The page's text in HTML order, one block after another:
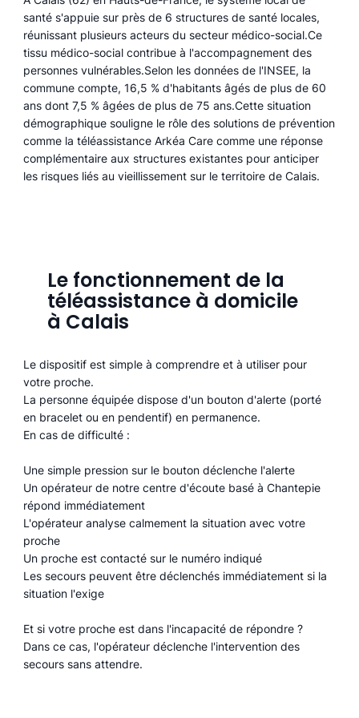
santé s'appuie sur près de 6 structures de santé locales,
réunissant plusieurs acteurs du secteur médico-social.Ce
tissu médico-social contribue à l'accompagnement des
personnes vulnérables.Selon les données de l'INSEE, la
commune compte, 16,5 % d'habitants âgés de plus de 60
ans dont 7,5 % âgées de plus de 75 ans.Cette situation
démographique souligne le rôle des solutions de prévention
comme la téléassistance Arkéa Care comme une réponse
complémentaire aux structures existantes pour anticiper
les risques liés au vieillissement sur le territoire de Calais.
Le fonctionnement de la
téléassistance à domicile
à Calais
Le dispositif est simple à comprendre et à utiliser pour
votre proche.
La personne équipée dispose d'un bouton d'alerte (porté
en bracelet ou en pendentif) en permanence.
En cas de difficulté :
Une simple pression sur le bouton déclenche l'alerte
Un opérateur de notre centre d'écoute basé à Chantepie
répond immédiatement
L'opérateur analyse calmement la situation avec votre
proche
Un proche est contacté sur le numéro indiqué
Les secours peuvent être déclenchés immédiatement si la
situation l'exige
Et si votre proche est dans l'incapacité de répondre ?
Dans ce cas, l'opérateur déclenche l'intervention des
secours sans attendre.